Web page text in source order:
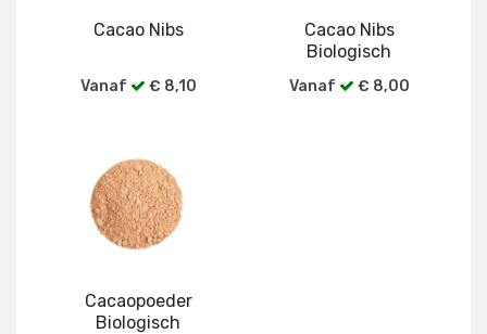
Cacao Nibs
Vanaf € 8,10
Cacao Nibs
Biologisch
Vanaf € 8,00
Cacaopoeder
Biologisch